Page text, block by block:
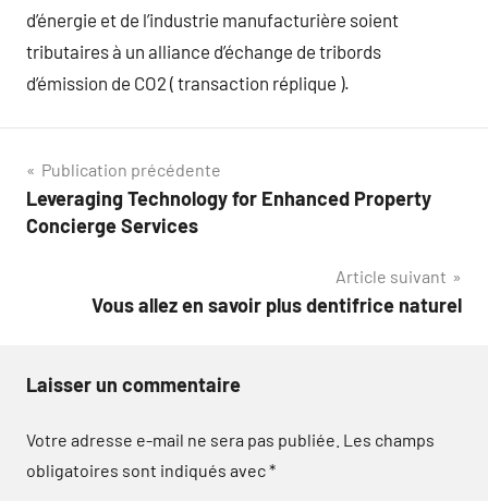
d’énergie et de l’industrie manufacturière soient
tributaires à un alliance d’échange de tribords
d’émission de CO2 ( transaction réplique ).
Navigation
de
Publication précédente
Leveraging Technology for Enhanced Property
Concierge Services
Article suivant
Vous allez en savoir plus dentifrice naturel
Laisser un commentaire
Votre adresse e-mail ne sera pas publiée. Les champs
obligatoires sont indiqués avec*